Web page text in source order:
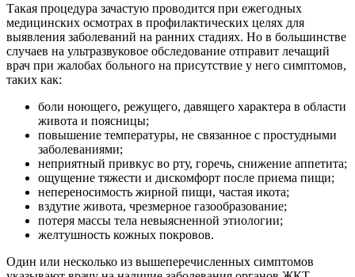
Такая процедура зачастую проводится при ежегодных
медицинских осмотрах в профилактических целях для
выявления заболеваний на ранних стадиях. Но в большинстве
случаев на ультразвуковое обследование отправит лечащий
врач при жалобах больного на присутствие у него симптомов,
таких как:
боли ноющего, режущего, давящего характера в области
живота и поясницы;
повышение температуры, не связанное с простудными
заболеваниями;
неприятный привкус во рту, горечь, снижение аппетита;
ощущение тяжести и дискомфорт после приема пищи;
непереносимость жирной пищи, частая икота;
вздутие живота, чрезмерное газообразование;
потеря массы тела невыясненной этиологии;
желтушность кожных покровов.
Один или несколько из вышеперечисленных симптомов